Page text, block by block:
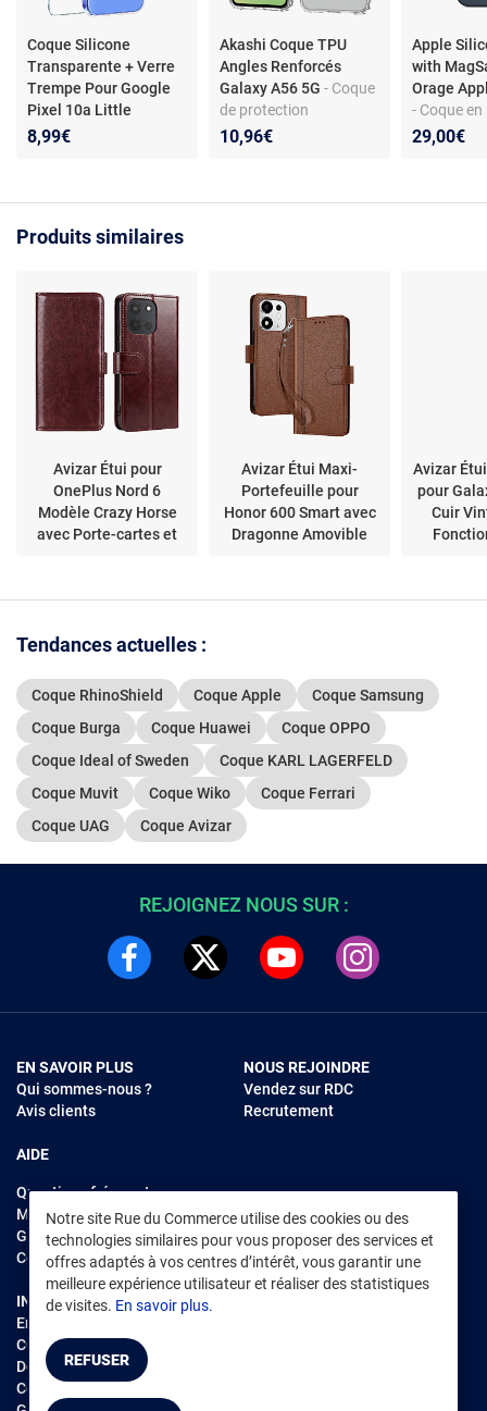
Coque Silicone
Transparente + Verre
Trempe Pour Google
Pixel 10a Little
Boutik©
8,99€
Akashi Coque TPU
Angles Renforcés
Galaxy A56 5G- Coque
de protection
transparente avec
10,96€
Apple
with
Orage
- Coque
MagSafe
29,00€
Produits similaires
Avizar Étui pour
OnePlus Nord 6
Modèle Crazy Horse
avec Porte-cartes et
Avizar Étui Maxi-
Portefeuille pour
Honor 600 Smart avec
Dragonne Amovible
Avizar
pour
Cuir
Tendances actuelles :
Coque RhinoShield Coque Apple
Coque Samsung
Coque Burga
Coque Huawei
Coque OPPO
Coque Ideal of Sweden
Coque KARL LAGERFELD
Coque Muvit
Coque Wiko
Coque Ferrari
Coque UAG
Coque Avizar
Notre site Rue du Commerce utilise des cookies ou des
technologies similaires pour vous proposer des services et
offres adaptés à vos centres d’intérêt, vous garantir une
meilleure expérience utilisateur et réaliser des statistiques
de visites. En savoir plus.
REFUSER
REJOIGNEZ NOUS SUR :
EN SAVOIR PLUS
Qui sommes-nous ?
Avis clients
AIDE
Questions fréquentes
Modes de règlements
Garantie et retours
Contacter Rue du Commerce
NOUS REJOINDRE
Vendez sur RDC
Recrutement
INFORMATIONS LÉGALES
Environnement
CGV /CGU Marketplace
Données personnelles
Cookies